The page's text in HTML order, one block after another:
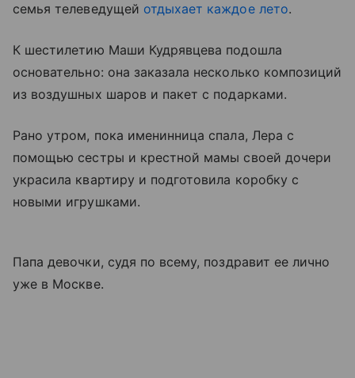
семья телеведущей отдыхает каждое лето.
К шестилетию Маши Кудрявцева подошла
основательно: она заказала несколько композиций
из воздушных шаров и пакет с подарками.
Рано утром, пока именинница спала, Лера с
помощью сестры и крестной мамы своей дочери
украсила квартиру и подготовила коробку с
новыми игрушками.
Папа девочки, судя по всему, поздравит ее лично
уже в Москве.